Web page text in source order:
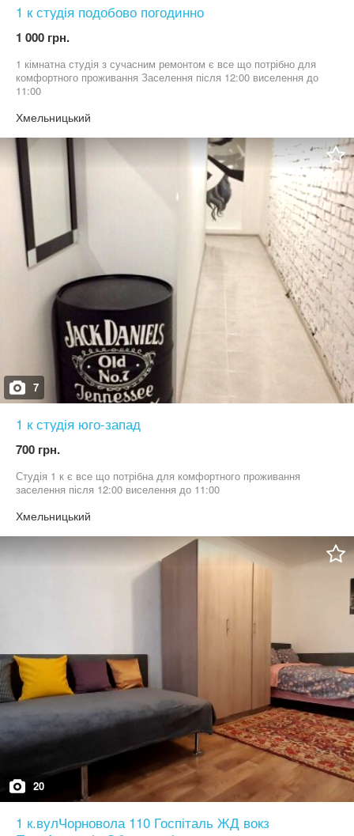
1 к студія подобово погодинно
1 000 грн.
1 кімнатна студія з сучасним ремонтом є все що потрібно для
комфортного проживання Заселення після 12:00 виселення до
11:00
Хмельницький
7
1 к студія юго-запад
700 грн.
Студія 1 к є все що потрібна для комфортного проживання
заселення після 12:00 виселення до 11:00
Хмельницький
20
1 к.вулЧорновола 110 Госпіталь ЖД вокз